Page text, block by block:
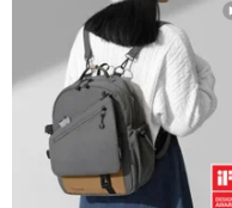
帆布、牛皮、金屬
/ 使用及保養方式 /